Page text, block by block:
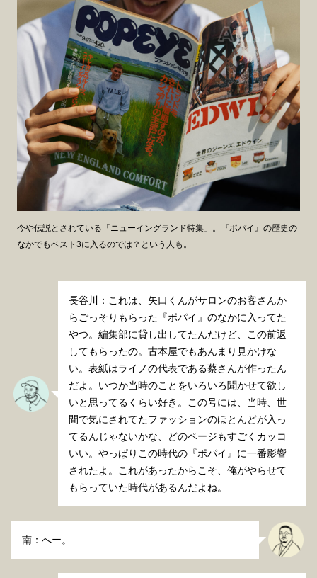
今や伝説とされている「ニューイングランド特集」。『ポパイ』の歴史の
なかでもベスト3に入るのでは？という人も。
長谷川：これは、矢口くんがサロンのお客さんか
らごっそりもらった『ポパイ』のなかに入ってた
やつ。編集部に貸し出してたんだけど、この前返
してもらったの。古本屋でもあんまり見かけな
い。表紙はライノの代表である蔡さんが作ったん
だよ。いつか当時のことをいろいろ聞かせて欲し
いと思ってるくらい好き。この号には、当時、世
間で気にされてたファッションのほとんどが入っ
てるんじゃないかな、どのページもすごくカッコ
いい。やっぱりこの時代の『ポパイ』に一番影響
されたよ。これがあったからこそ、俺がやらせて
もらっていた時代があるんだよね。
南：へー。